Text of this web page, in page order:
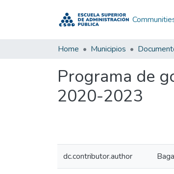
Home Municipios
Programa de
2020-2023
dc.contributor.author